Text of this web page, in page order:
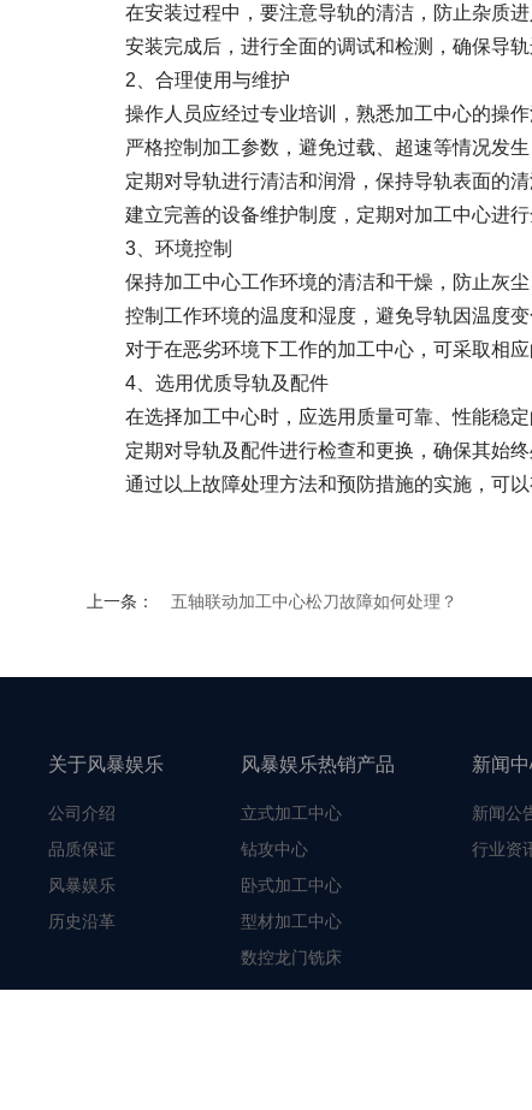
在安装过程中，要注意导轨的清洁，防止杂质进
安装完成后，进行全面的调试和检测，确保导轨
2、合理使用与维护
操作人员应经过专业培训，熟悉加工中心的操作
严格控制加工参数，避免过载、超速等情况发生
定期对导轨进行清洁和润滑，保持导轨表面的清
建立完善的设备维护制度，定期对加工中心进行
3、环境控制
保持加工中心工作环境的清洁和干燥，防止灰尘
控制工作环境的温度和湿度，避免导轨因温度变
对于在恶劣环境下工作的加工中心，可采取相应
4、选用优质导轨及配件
在选择加工中心时，应选用质量可靠、性能稳定
定期对导轨及配件进行检查和更换，确保其始终
通过以上故障处理方法和预防措施的实施，可以
上一条： 五轴联动加工中心松刀故障如何处理？
关于风暴娱乐
公司介绍
品质保证
风暴娱乐
历史沿革
风暴娱乐热销产品
立式加工中心
钻攻中心
卧式加工中心
型材加工中心
数控龙门铣床
新闻
新闻公
行业资